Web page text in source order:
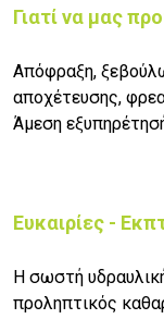
Γιατί να μας
Απόφραξη,
αποχέτευσης,
Άμεση
Ευκαιρίες -
Η σωστή
προληπτικός